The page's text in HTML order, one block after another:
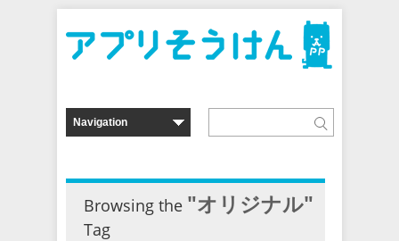
Browsing the "オリジナル"
Tag